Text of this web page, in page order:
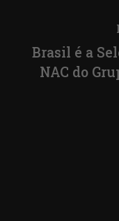
Brasil é a
NAC do